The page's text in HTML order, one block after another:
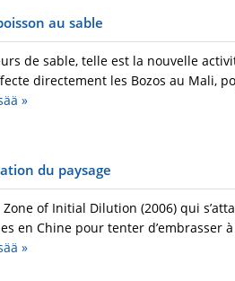
au sable
de sable, telle est la nouvelle
directement les Bozos au Mali,
»
du paysage
Zone of Initial Dilution (2006) qui
en Chine pour tenter d’embrasser
»